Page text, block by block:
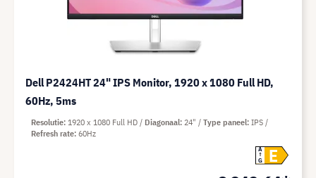
Dell P2424HT 24" IPS Monitor, 1920 x 1080 Full HD,
60Hz, 5ms
A
G
E
Resolutie 1920 x 1080 Full HD Diagonaal 24" Type paneel IPS
Refresh rate 60Hz